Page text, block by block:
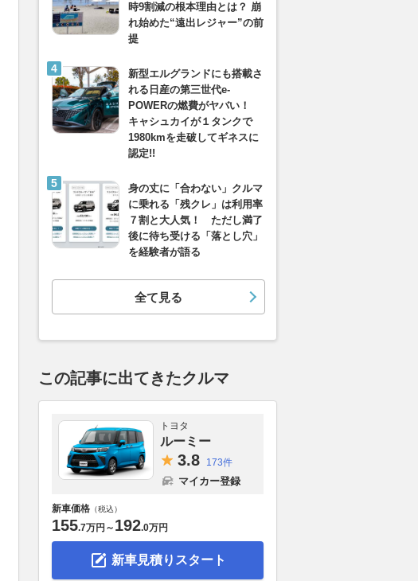
時9割減の根本理由とは？ 崩
れ始めた“遠出レジャー”の前
提
新型エルグランドにも搭載さ
れる日産の第三世代e-
POWERの燃費がヤバい！
キャシュカイが１タンクで
1980kmを走破してギネスに
認定!!
身の丈に「合わない」クルマ
に乗れる「残クレ」は利用率
７割と大人気！ ただし満了
後に待ち受ける「落とし穴」
を経験者が語る
全て見る
この記事に出てきたクルマ
トヨタ
ルーミー
3.8 173件
マイカー登録
新車価格 （税込）
155.7万円 ～ 192.0万円
新車見積りスタート